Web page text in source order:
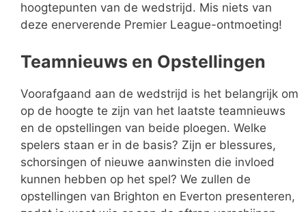
hoogtepunten van de wedstrijd. Mis niets van
deze enerverende Premier League-ontmoeting!
Teamnieuws en Opstellingen
Voorafgaand aan de wedstrijd is het belangrijk om
op de hoogte te zijn van het laatste teamnieuws
en de opstellingen van beide ploegen. Welke
spelers staan er in de basis? Zijn er blessures,
schorsingen of nieuwe aanwinsten die invloed
kunnen hebben op het spel? We zullen de
opstellingen van Brighton en Everton presenteren,